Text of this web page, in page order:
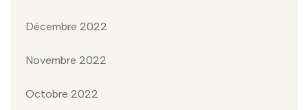
Décembre 2022
Novembre 2022
Octobre 2022